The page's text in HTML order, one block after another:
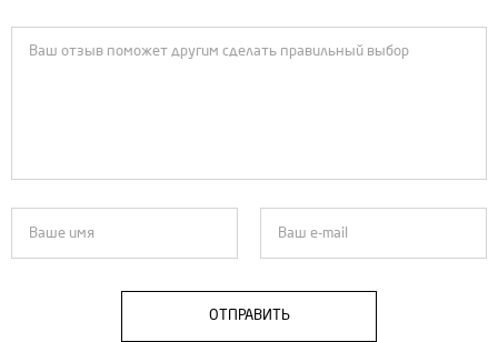
ОТПРАВИТЬ